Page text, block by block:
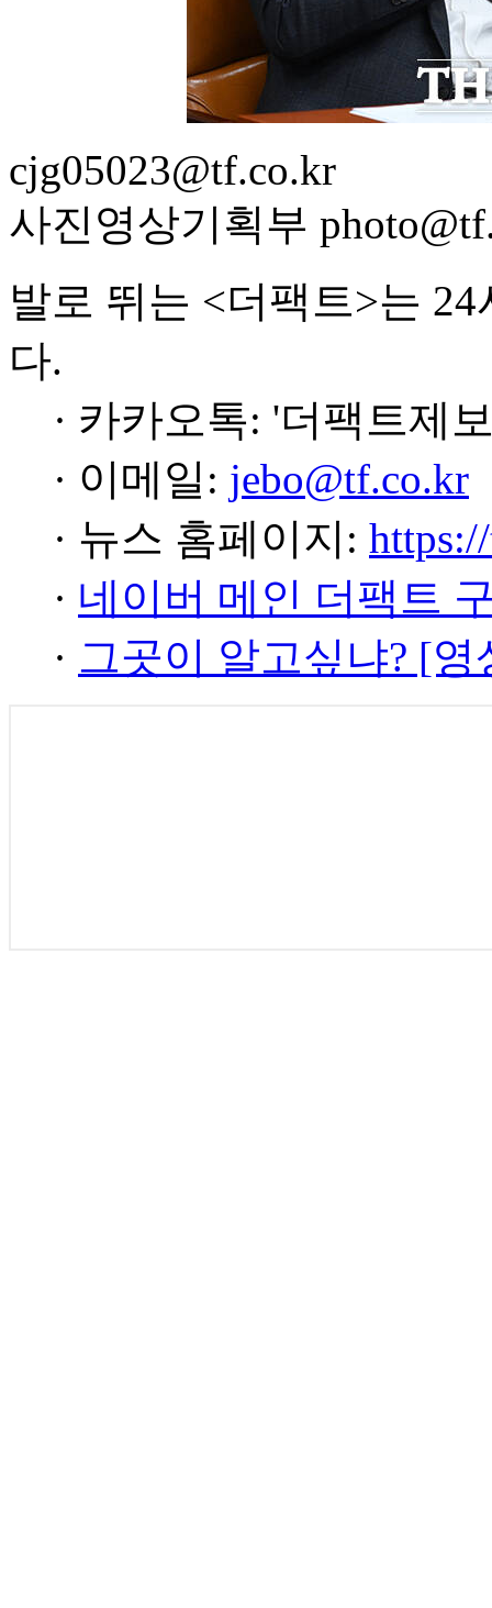
cjg05023@tf.co.kr
사진영상기획부
발로 뛰는 <더팩트>는
다.
· 카카오톡: '더팩트제
· 이메일: jebo@tf.co.kr
· 뉴스 홈페이지:
· 네이버 메인 더팩트
· 그곳이 알고싶냐? [